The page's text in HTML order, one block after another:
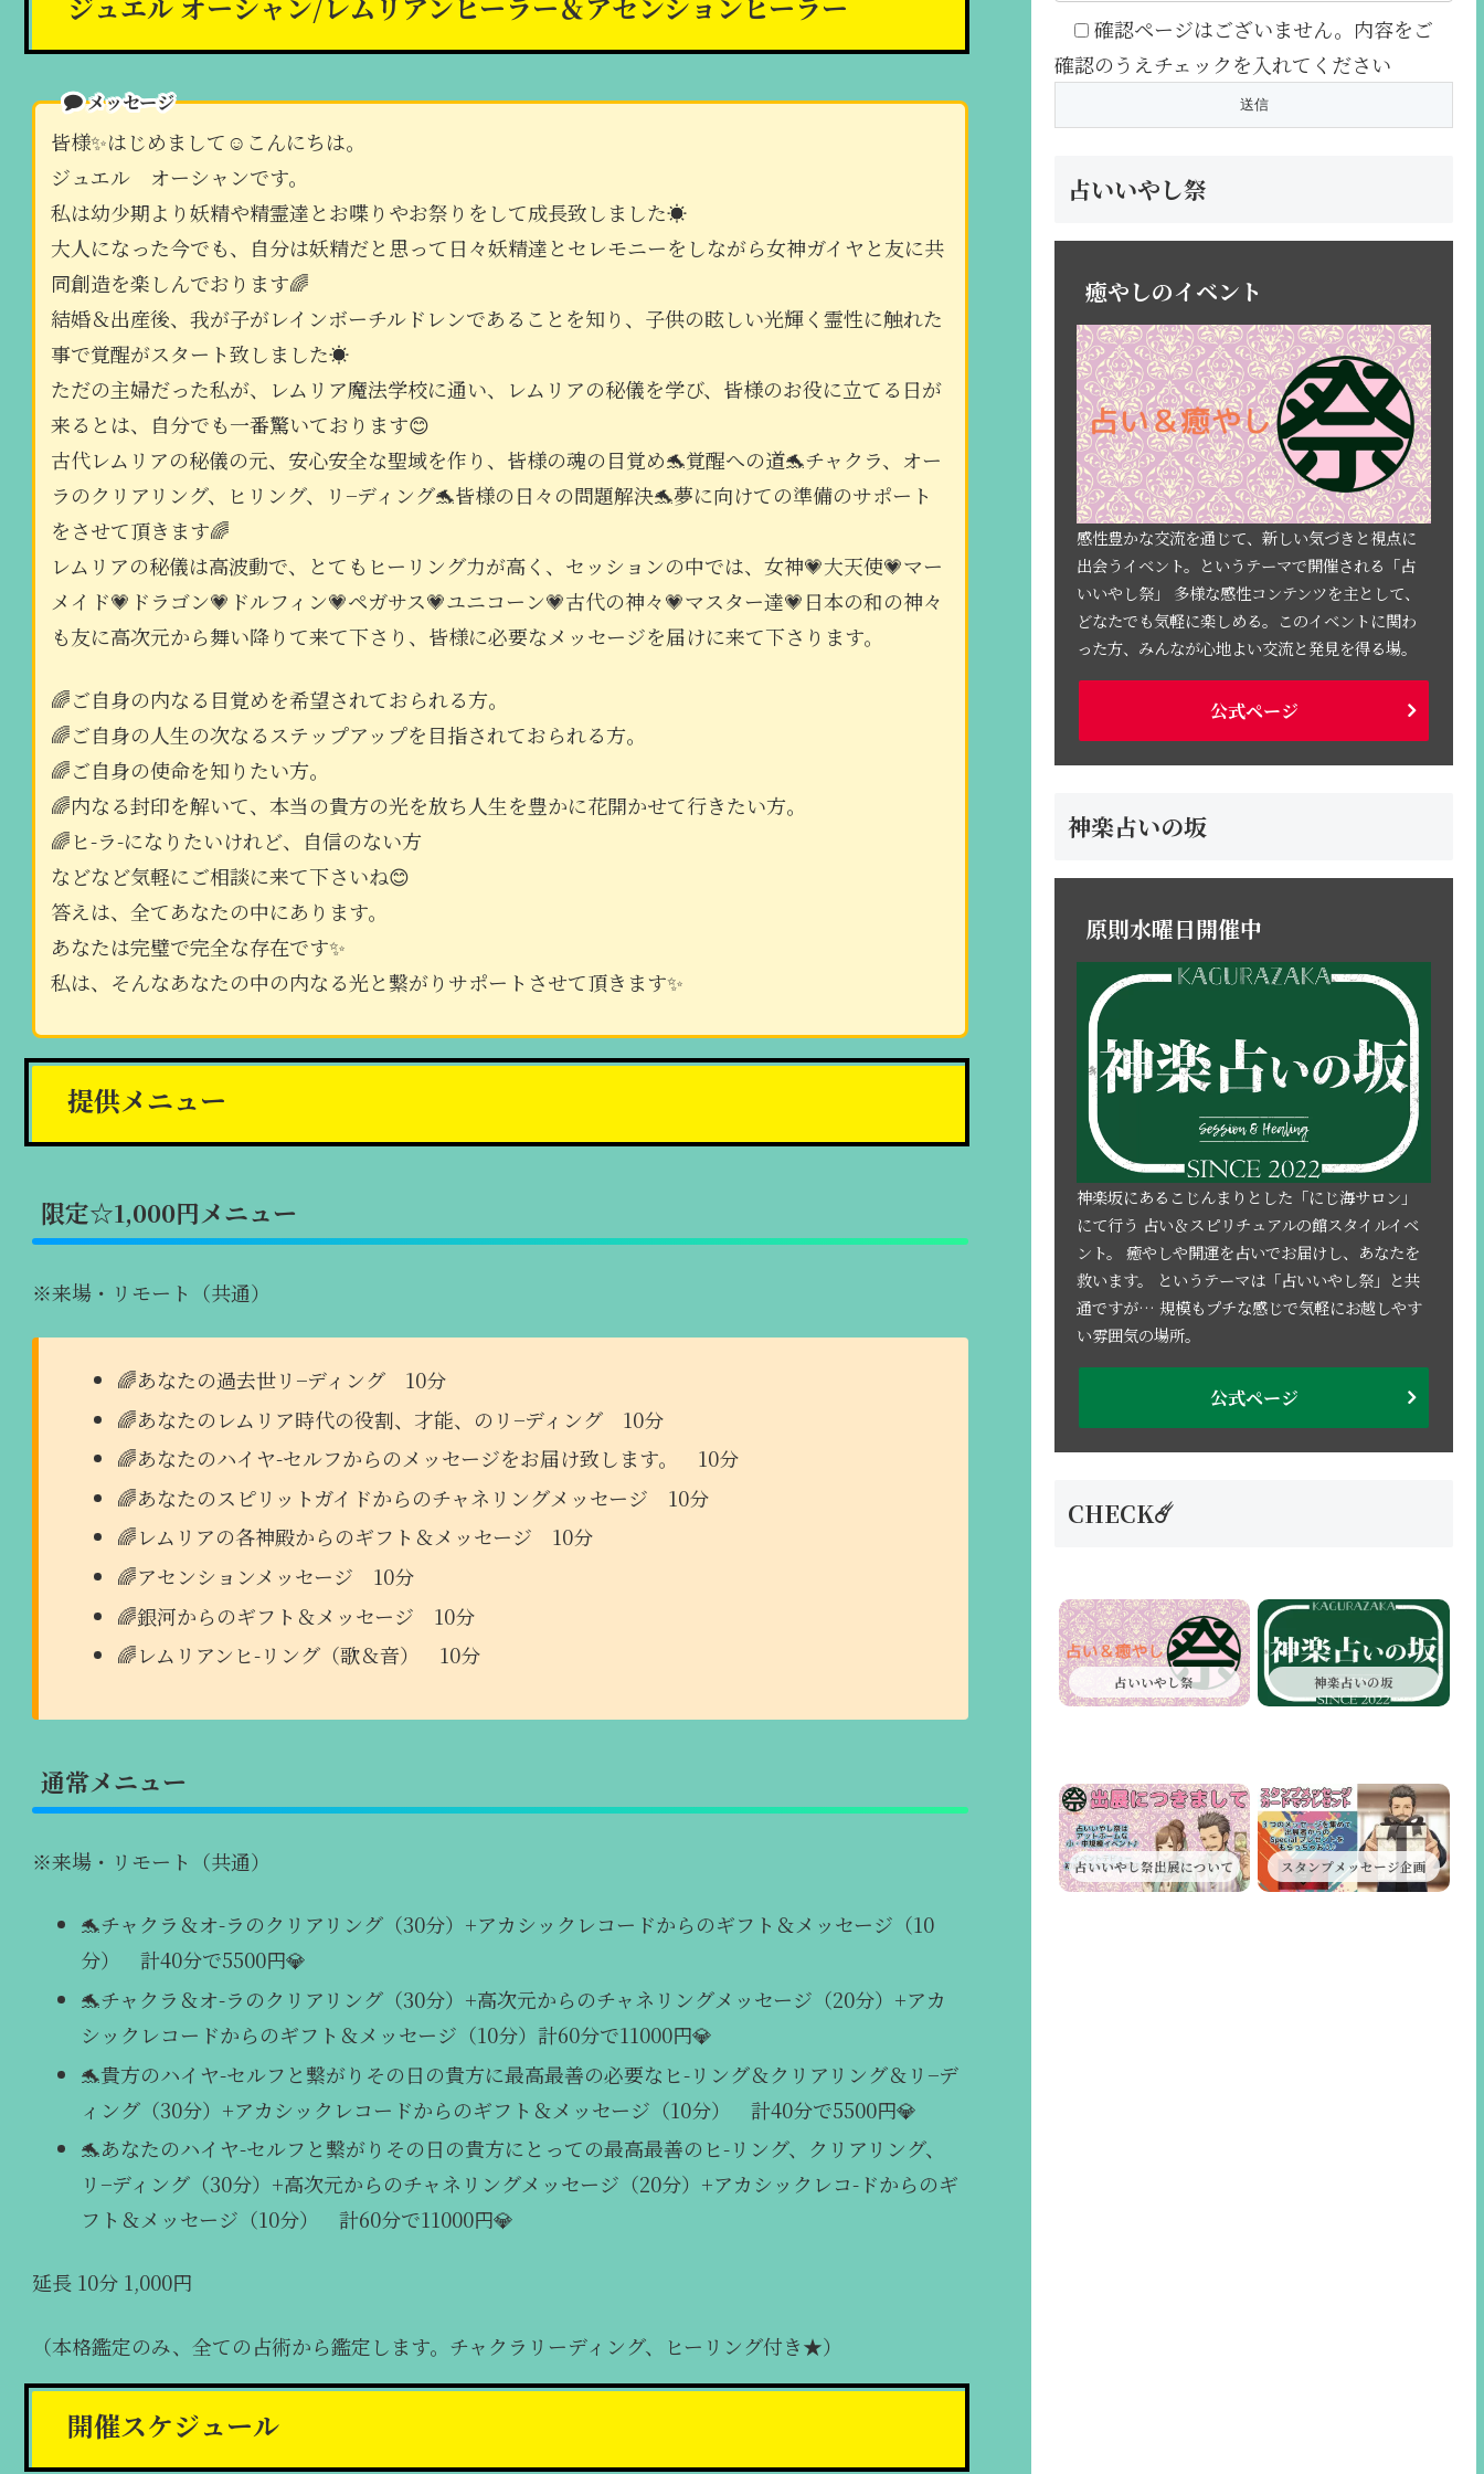
メッセージ
皆様✨はじめまして☺こんにちは。
ジュエル オーシャンです。
私は幼少期より妖精や精霊達とお喋りやお祭りをして成長致しました☀
大人になった今でも、自分は妖精だと思って日々妖精達とセレモニーをしながら女神ガイヤと友に共
同創造を楽しんでおります🌈
結婚＆出産後、我が子がレインボーチルドレンであることを知り、子供の眩しい光輝く霊性に触れた
事で覚醒がスタート致しました☀
ただの主婦だった私が、レムリア魔法学校に通い、レムリアの秘儀を学び、皆様のお役に立てる日が
来るとは、自分でも一番驚いております😊
古代レムリアの秘儀の元、安心安全な聖域を作り、皆様の魂の目覚め🐬覚醒への道🐬チャクラ、オー
ラのクリアリング、ヒリング、リ−ディング🐬皆様の日々の問題解決🐬夢に向けての準備のサポート
をさせて頂きます🌈
レムリアの秘儀は高波動で、とてもヒーリング力が高く、セッションの中では、女神💗大天使💗マー
メイド💗ドラゴン💗ドルフィン💗ペガサス💗ユニコーン💗古代の神々💗マスター達💗日本の和の神々
も友に高次元から舞い降りて来て下さり、皆様に必要なメッセージを届けに来て下さります。
🌈ご自身の内なる目覚めを希望されておられる方。
🌈ご自身の人生の次なるステップアップを目指されておられる方。
🌈ご自身の使命を知りたい方。
🌈内なる封印を解いて、本当の貴方の光を放ち人生を豊かに花開かせて行きたい方。
🌈ヒ-ラ-になりたいけれど、自信のない方
などなど気軽にご相談に来て下さいね😊
答えは、全てあなたの中にあります。
あなたは完璧で完全な存在です✨
私は、そんなあなたの中の内なる光と繋がりサポートさせて頂きます✨
提供メニュー
限定☆1,000円メニュー
※来場・リモート（共通）
🌈あなたの過去世リ−ディング 10分
🌈あなたのレムリア時代の役割、才能、のリ−ディング 10分
🌈あなたのハイヤ-セルフからのメッセージをお届け致します。 10分
🌈あなたのスピリットガイドからのチャネリングメッセージ 10分
🌈レムリアの各神殿からのギフト＆メッセージ 10分
🌈アセンションメッセージ 10分
🌈銀河からのギフト＆メッセージ 10分
🌈レムリアンヒ-リング（歌＆音） 10分
通常メニュー
※来場・リモート（共通）
🐬チャクラ＆オ-ラのクリアリング（30分）+アカシックレコードからのギフト＆メッセージ（10
分） 計40分で5500円💎
🐬チャクラ＆オ-ラのクリアリング（30分）+高次元からのチャネリングメッセージ（20分）+アカ
シックレコードからのギフト＆メッセージ（10分）計60分で11000円💎
🐬貴方のハイヤ-セルフと繋がりその日の貴方に最高最善の必要なヒ-リング＆クリアリング＆リ−デ
ィング（30分）+アカシックレコードからのギフト＆メッセージ（10分） 計40分で5500円💎
🐬あなたのハイヤ-セルフと繋がりその日の貴方にとっての最高最善のヒ-リング、クリアリング、
リ−ディング（30分）+高次元からのチャネリングメッセージ（20分）+アカシックレコ-ドからのギ
フト＆メッセージ（10分） 計60分で11000円💎
延長 10分 1,000円
（本格鑑定のみ、全ての占術から鑑定します。チャクラリーディング、ヒーリング付き★）
開催スケジュール
確認ページはございません。内容をご
確認のうえチェックを入れてください
占いいやし祭
癒やしのイベント
感性豊かな交流を通じて、新しい気づきと視点に
出会うイベント。というテーマで開催される「占
いいやし祭」 多様な感性コンテンツを主として、
どなたでも気軽に楽しめる。このイベントに関わ
った方、みんなが心地よい交流と発見を得る場。
公式ページ
神楽占いの坂
原則水曜日開催中
神楽坂にあるこじんまりとした「にじ海サロン」
にて行う 占い＆スピリチュアルの館スタイルイベ
ント。 癒やしや開運を占いでお届けし、あなたを
救います。 というテーマは「占いいやし祭」と共
通ですが… 規模もプチな感じで気軽にお越しやす
い雰囲気の場所。
公式ページ
CHECK☄️
占いいやし祭 神楽占いの坂
占いいやし祭出展について スタンプメッセージ企画